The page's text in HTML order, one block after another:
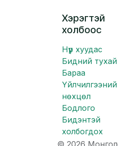
Хэрэгтэй
холбоос
Нүүр хуудас
Бидний тухай
Бараа
Үйлчилгээний
нөхцөл
Бодлого
Бидэнтэй
холбогдох
© 2026